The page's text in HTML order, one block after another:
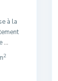
à la
...
2